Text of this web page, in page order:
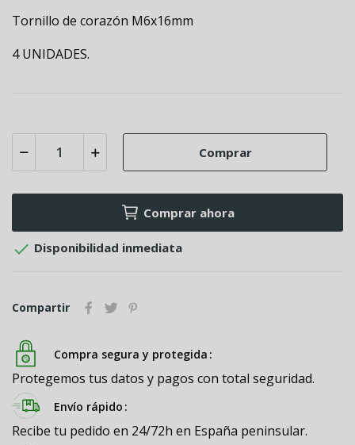
Tornillo de corazón M6x16mm
4 UNIDADES.
Comprar
Comprar ahora
 Disponibilidad inmediata
Compartir
Compra segura y protegida
Protegemos tus datos y pagos con total seguridad.
Envío rápido
Recibe tu pedido en 24/72h en España peninsular.